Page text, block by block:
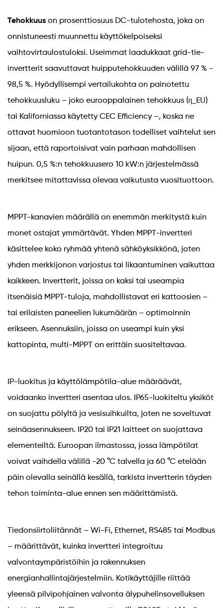
Tehokkuus on prosenttiosuus DC-tulotehosta, joka on
onnistuneesti muunnettu käyttökelpoiseksi
vaihtovirtaulostuloksi. Useimmat laadukkaat grid-tie-
invertterit saavuttavat huipputehokkuuden välillä 97 % -
98,5 %. Hyödyllisempi vertailukohta on painotettu
tehokkuusluku – joko eurooppalainen tehokkuus (η_EU)
tai Kaliforniassa käytetty CEC Efficiency –, koska ne
ottavat huomioon tuotantotason todelliset vaihtelut sen
sijaan, että raportoisivat vain parhaan mahdollisen
huipun. 0,5 %:n tehokkuusero 10 kW:n järjestelmässä
merkitsee mitattavissa olevaa vaikutusta vuosituottoon.
MPPT-kanavien määrällä on enemmän merkitystä kuin
monet ostajat ymmärtävät. Yhden MPPT-invertteri
käsittelee koko ryhmää yhtenä sähköyksikkönä, joten
yhden merkkijonon varjostus tai likaantuminen vaikuttaa
kaikkeen. Invertterit, joissa on kaksi tai useampia
itsenäisiä MPPT-tuloja, mahdollistavat eri kattoosien –
tai erilaisten paneelien lukumäärän – optimoinnin
erikseen. Asennuksiin, joissa on useampi kuin yksi
kattopinta, multi-MPPT on erittäin suositeltavaa.
IP-luokitus ja käyttölämpötila-alue määräävät,
voidaanko invertteri asentaa ulos. IP65-luokiteltu yksiköt
on suojattu pölyltä ja vesisuihkuilta, joten ne soveltuvat
seinäasennukseen. IP20 tai IP21 laitteet on suojattava
elementeiltä. Euroopan ilmastossa, jossa lämpötilat
voivat vaihdella välillä -20 °C talvella ja 60 °C etelään
päin olevalla seinällä kesällä, tarkista invertterin täyden
tehon toiminta-alue ennen sen määrittämistä.
Tiedonsiirtoliitännät – Wi-Fi, Ethernet, RS485 tai Modbus
– määrittävät, kuinka invertteri integroituu
valvontaympäristöihin ja rakennuksen
energianhallintajärjestelmiin. Kotikäyttäjille riittää
yleensä pilvipohjainen valvonta älypuhelinsovelluksen